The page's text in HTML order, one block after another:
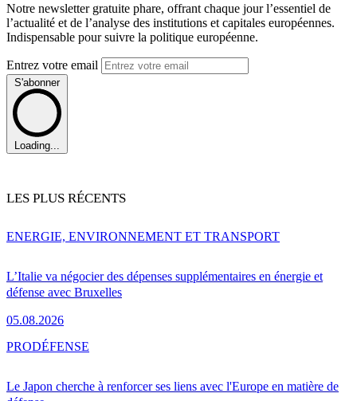
Notre newsletter gratuite phare, offrant chaque jour l’essentiel de
l’actualité et de l’analyse des institutions et capitales européennes.
Indispensable pour suivre la politique européenne.
Entrez votre email
S'abonner
Loading...
LES PLUS RÉCENTS
L’Italie va négocier des dépenses supplémentaires en énergie et
défense avec Bruxelles
05.08.2026
ENERGIE, ENVIRONNEMENT ET TRANSPORT
Le Japon cherche à renforcer ses liens avec l'Europe en matière de
PRODÉFENSE